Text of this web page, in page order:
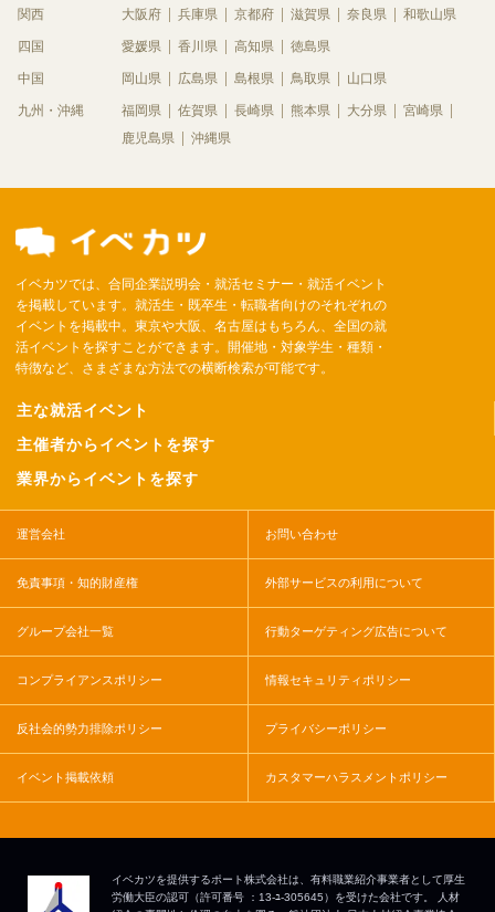
関西 大阪府 兵庫県 京都府 滋賀県 奈良県 和歌山県
四国 愛媛県 香川県 高知県 徳島県
中国 岡山県 広島県 島根県 鳥取県 山口県
九州・沖縄 福岡県 佐賀県 長崎県 熊本県 大分県
宮崎県
鹿児島県
沖縄県
イベカツでは、合同企業説明会・就活セミナー・就活イベント
を掲載しています。就活生・既卒生・転職者向けのそれぞれの
イベントを掲載中。東京や大阪、名古屋はもちろん、全国の就
活イベントを探すことができます。開催地・対象学生・種類・
特徴など、さまざまな方法での横断検索が可能です。
主な就活イベント
主催者からイベントを探す
業界からイベントを探す
運営会社 お問い合わせ
免責事項・知的財産権 外部サービスの利用について
グループ会社一覧 行動ターゲティング広告について
コンプライアンスポリシー 情報セキュリティポリシー
反社会的勢力排除ポリシー プライバシーポリシー
イベント掲載依頼 カスタマーハラスメントポリシー